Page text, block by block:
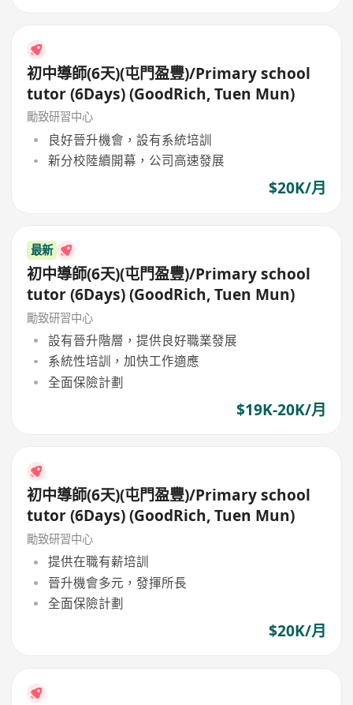
初中導師(6天)(屯門盈豐)/Primary school
tutor (6Days) (GoodRich, Tuen Mun)
勵致研習中心
良好晉升機會，設有系統培訓
新分校陸續開幕，公司高速發展
$20K/月
最新
初中導師(6天)(屯門盈豐)/Primary school
tutor (6Days) (GoodRich, Tuen Mun)
勵致研習中心
設有晉升階層，提供良好職業發展
系統性培訓，加快工作適應
全面保險計劃
$19K-20K/月
初中導師(6天)(屯門盈豐)/Primary school
tutor (6Days) (GoodRich, Tuen Mun)
勵致研習中心
提供在職有薪培訓
晉升機會多元，發揮所長
全面保險計劃
$20K/月